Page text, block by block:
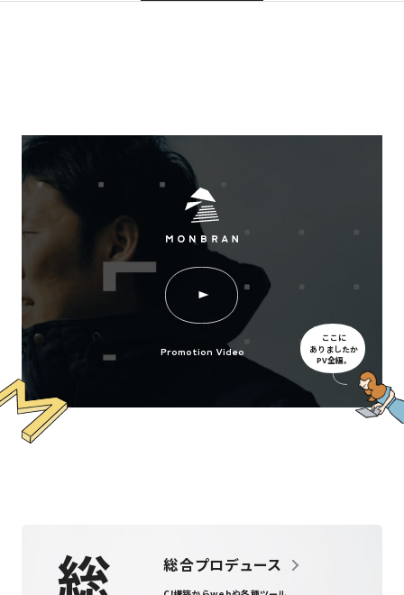
Promotion Video
ここに
ありましたか
PV全編。
総 総合プロデュース